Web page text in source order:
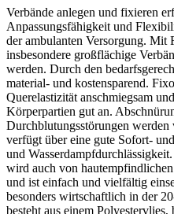
Verbände anlegen und fixieren
Anpassungsfähigkeit und
der ambulanten Versorgung. Mit
insbesondere großflächige
werden. Durch den
material- und kostensparend.
Querelastizität anschmiegsam
Körperpartien gut an.
Durchblutungsstörungen
verfügt über eine gute Sofort-
und
wird auch von
und ist einfach und vielfältig
besonders wirtschaftlich in der
besteht aus einem